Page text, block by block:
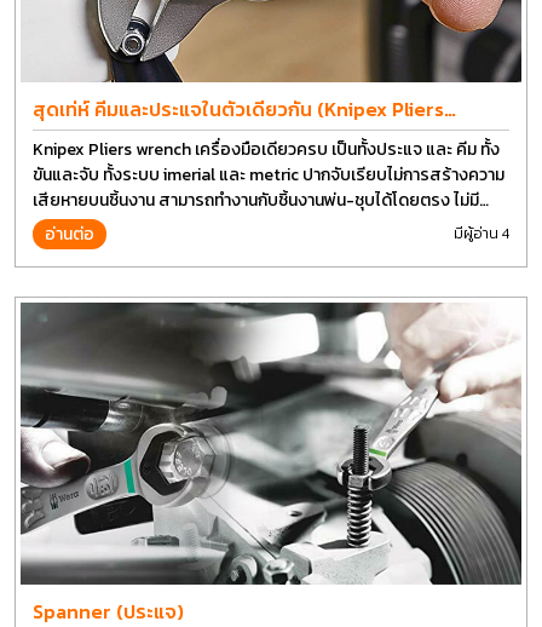
สุดเท่ห์ คีมและประแจในตัวเดียวกัน (Knipex Pliers
wrench)
Knipex Pliers wrench เครื่องมือเดียวครบ เป็นทั้งประแจ และ คีม ทั้ง
ขันและจับ ทั้งระบบ imerial และ metric ปากจับเรียบไม่การสร้างความ
เสียหายบนชิ้นงาน สามารถทำงานกับชิ้นงานพ่น-ชุบได้โดยตรง ไม่มี
รอยจับชิ้นงาน
อ่านต่อ มีผู้อ่าน 4
Spanner (ประแจ)